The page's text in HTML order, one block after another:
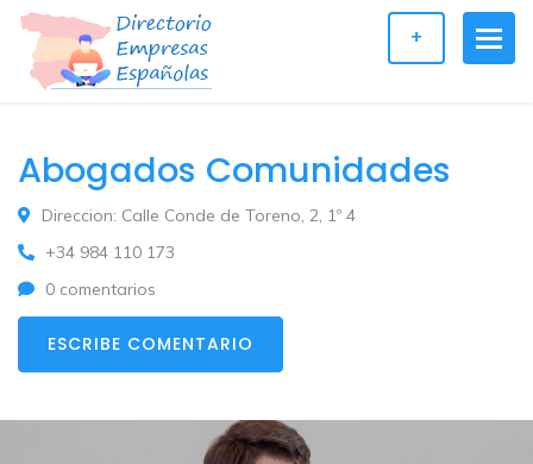
+
Abogados Comunidades
Direccion: Calle Conde de Toreno, 2, 1º 4
+34 984 110 173
0 comentarios
ESCRIBE COMENTARIO